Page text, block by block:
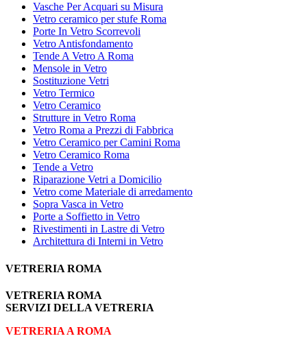
Vasche Per Acquari su Misura
Vetro ceramico per stufe Roma
Porte In Vetro Scorrevoli
Vetro Antisfondamento
Tende A Vetro A Roma
Mensole in Vetro
Sostituzione Vetri
Vetro Termico
Vetro Ceramico
Strutture in Vetro Roma
Vetro Roma a Prezzi di Fabbrica
Vetro Ceramico per Camini Roma
Vetro Ceramico Roma
Tende a Vetro
Riparazione Vetri a Domicilio
Vetro come Materiale di arredamento
Sopra Vasca in Vetro
Porte a Soffietto in Vetro
Rivestimenti in Lastre di Vetro
Architettura di Interni in Vetro
VETRERIA ROMA
VETRERIA ROMA
SERVIZI DELLA VETRERIA
VETRERIA A ROMA